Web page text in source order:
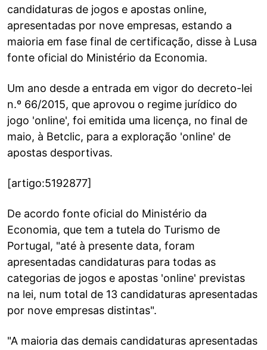
candidaturas de jogos e apostas online,
apresentadas por nove empresas, estando a
maioria em fase final de certificação, disse à Lusa
fonte oficial do Ministério da Economia.
Um ano desde a entrada em vigor do decreto-lei
n.º 66/2015, que aprovou o regime jurídico do
jogo 'online', foi emitida uma licença, no final de
maio, à Betclic, para a exploração 'online' de
apostas desportivas.
[artigo:5192877]
De acordo fonte oficial do Ministério da
Economia, que tem a tutela do Turismo de
Portugal, "até à presente data, foram
apresentadas candidaturas para todas as
categorias de jogos e apostas 'online' previstas
na lei, num total de 13 candidaturas apresentadas
por nove empresas distintas".
"A maioria das demais candidaturas apresentadas